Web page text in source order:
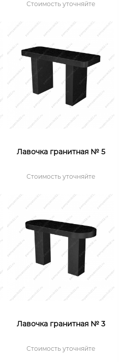
Стоимость уточняйте
Лавочка гранитная № 5
Стоимость уточняйте
Лавочка гранитная № 3
Стоимость уточняйте